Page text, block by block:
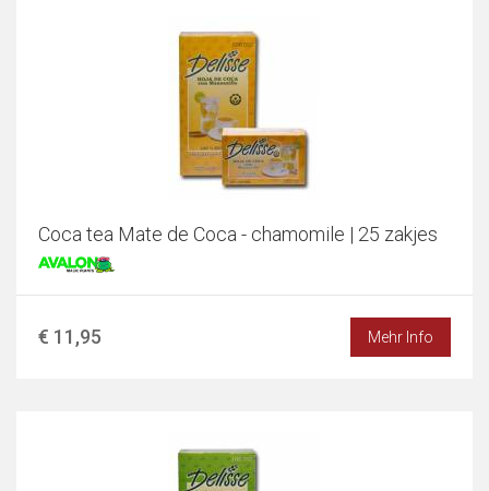
Coca tea Mate de Coca - chamomile | 25 zakjes
€ 11,95 Mehr Info